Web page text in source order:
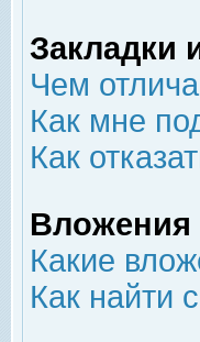
Закладки
Чем
Как мне
Как
Вложения
Какие
Как найти